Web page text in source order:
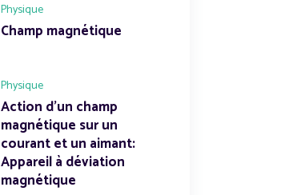
Physique
Champ magnétique
Physique
Action d'un champ
magnétique sur un
courant et un aimant:
Appareil à déviation
magnétique